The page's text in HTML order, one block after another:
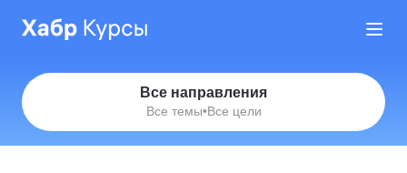
Все направления
Все темы•Все цели